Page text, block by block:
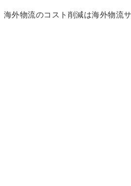
海外物流のコスト削減は海外物流